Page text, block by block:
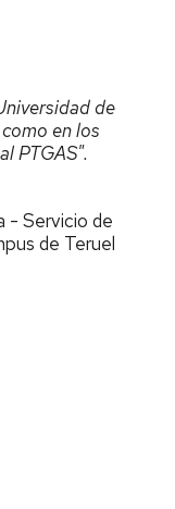
de
en los
PTGAS".
- Servicio de
de Teruel